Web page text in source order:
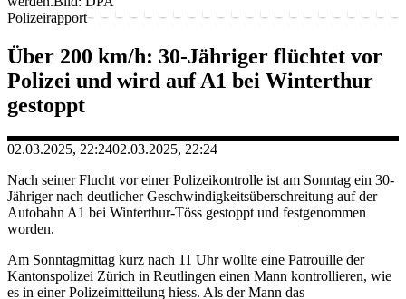
Polizeirapport
Über 200 km/h: 30-Jähriger flüchtet vor
Polizei und wird auf A1 bei Winterthur
gestoppt
02.03.2025, 22:2402.03.2025, 22:24
Nach seiner Flucht vor einer Polizeikontrolle ist am Sonntag ein 30-
Jähriger nach deutlicher Geschwindigkeitsüberschreitung auf der
Autobahn A1 bei Winterthur-Töss gestoppt und festgenommen
worden.
Am Sonntagmittag kurz nach 11 Uhr wollte eine Patrouille der
Kantonspolizei Zürich in Reutlingen einen Mann kontrollieren, wie
es in einer Polizeimitteilung hiess. Als der Mann das